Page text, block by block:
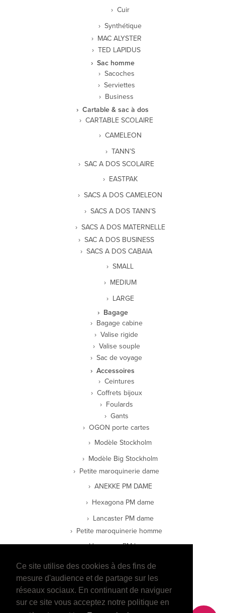
Ce site utilise des cookies à des fins de
mesure d'audience et de partage sur les
réseaux sociaux. En continuant de naviguer
sur ce site vous acceptez notre politique en
Cuir
Synthétique
MAC ALYSTER
TED LAPIDUS
Sac homme
Sacoches
Serviettes
Business
Cartable & sac à dos
CARTABLE SCOLAIRE
CAMELEON
TANN’S
SAC A DOS SCOLAIRE
EASTPAK
SACS A DOS CAMELEON
SACS A DOS TANN’S
SACS A DOS MATERNELLE
SAC A DOS BUSINESS
SACS A DOS CABAIA
SMALL
MEDIUM
LARGE
Bagage
Bagage cabine
Valise rigide
Valise souple
Sac de voyage
Accessoires
Ceintures
Coffrets bijoux
Foulards
Gants
OGON porte cartes
Modèle Stockholm
Modèle Big Stockholm
Petite maroquinerie dame
ANEKKE PM DAME
Hexagona PM dame
Lancaster PM dame
Petite maroquinerie homme
Hexagona PM homme
Lancaster PM homme
Wylson PM Homme
E-boutique